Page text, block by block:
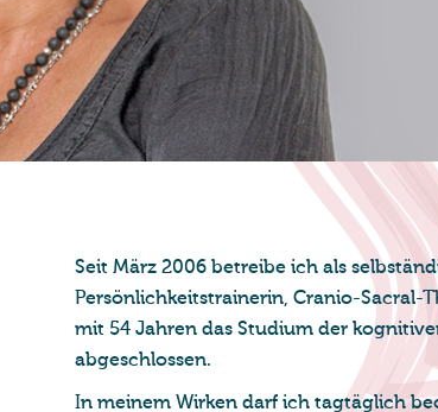
Seit März 2006 betreibe ich als
Persönlichkeitstrainerin, Cranio-Sacral-
mit 54 Jahren das Studium der
abgeschlossen.
In meinem Wirken darf ich tagtäglich